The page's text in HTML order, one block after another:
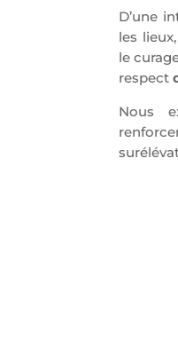
D’une
les
le
respect
Nous